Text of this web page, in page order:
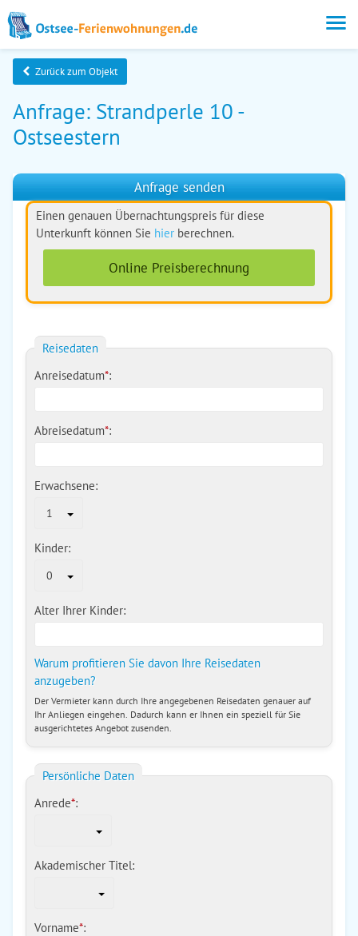
Zurück zum Objekt
Anfrage: Strandperle 10 -
Ostseestern
Anfrage senden
Einen genauen Übernachtungspreis für diese
Unterkunft können Sie hier berechnen.
Online Preisberechnung
Reisedaten
Anreisedatum*:
Abreisedatum*:
Erwachsene:
1
Kinder:
0
Alter Ihrer Kinder:
Warum profitieren Sie davon Ihre Reisedaten
anzugeben?
Der Vermieter kann durch Ihre angegebenen Reisedaten genauer auf
Ihr Anliegen eingehen. Dadurch kann er Ihnen ein speziell für Sie
ausgerichtetes Angebot zusenden.
Persönliche Daten
Anrede*:
Akademischer Titel:
Vorname*: